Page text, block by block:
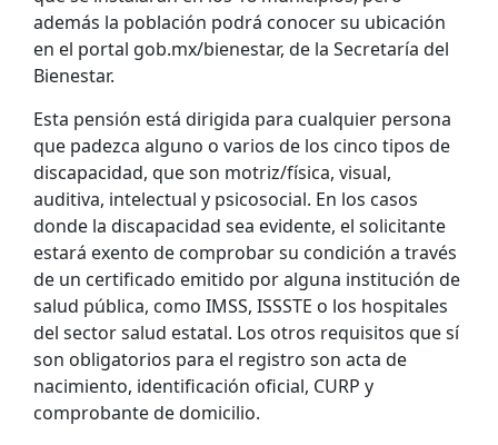
además la población podrá conocer su ubicación
en el portal gob.mx/bienestar, de la Secretaría del
Bienestar.
Esta pensión está dirigida para cualquier persona
que padezca alguno o varios de los cinco tipos de
discapacidad, que son motriz/física, visual,
auditiva, intelectual y psicosocial. En los casos
donde la discapacidad sea evidente, el solicitante
estará exento de comprobar su condición a través
de un certificado emitido por alguna institución de
salud pública, como IMSS, ISSSTE o los hospitales
del sector salud estatal. Los otros requisitos que sí
son obligatorios para el registro son acta de
nacimiento, identificación oficial, CURP y
comprobante de domicilio.